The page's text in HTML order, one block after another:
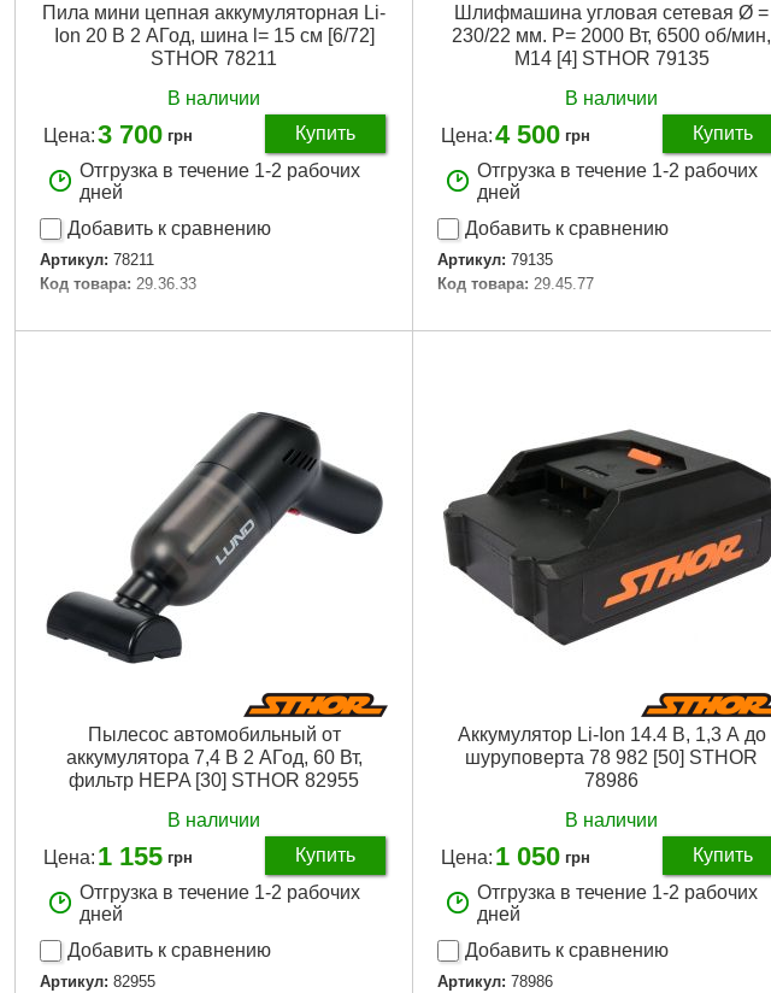
Пила мини цепная аккумуляторная Li-
Ion 20 В 2 АГод, шина l= 15 см [6/72]
STHOR 78211
В наличии
Цена:3 700 грн
Купить
Отгрузка в течение 1-2 рабочих
дней
Добавить к сравнению
Артикул: 78211
Код товара: 29.36.33
Подробнее...
Шлифмашина угловая сетевая Ø =
230/22 мм. P= 2000 Вт, 6500 об/мин,
М14 [4] STHOR 79135
В наличии
Цена:4 500 грн
Купить
Отгрузка в течение 1-2 рабочих
дней
Добавить к сравнению
Артикул: 79135
Код товара: 29.45.77
Подробнее...
Пылесос автомобильный от
аккумулятора 7,4 В 2 АГод, 60 Вт,
фильтр HEPA [30] STHOR 82955
В наличии
Цена: 1 155 грн
Купить
Отгрузка в течение 1-2 рабочих
дней
Добавить к сравнению
Артикул: 82955
Аккумулятор Li-Ion 14.4 В, 1,3 А до
шуруповерта 78 982 [50] STHOR
78986
В наличии
Цена: 1 050 грн
Купить
Отгрузка в течение 1-2 рабочих
дней
Добавить к сравнению
Артикул: 78986